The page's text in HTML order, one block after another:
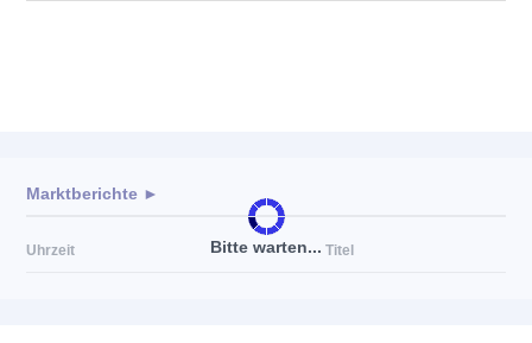
Bitte warten...
Marktberichte ►
Uhrzeit Titel